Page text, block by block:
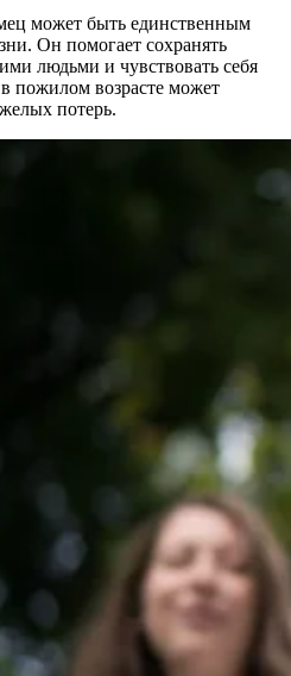
может быть единственным
Он помогает сохранять
людьми и чувствовать себя
пожилом возрасте может
потерь.